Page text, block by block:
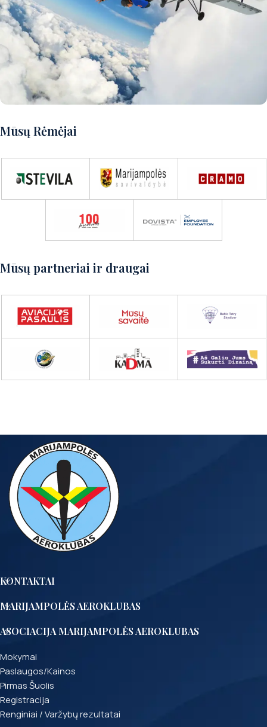
Norite patirti puikų nuotykį?
Susisiekite su mumis
Mūsų Rėmėjai
Mūsų partneriai ir draugai
KONTAKTAI
MARIJAMPOLĖS AEROKLUBAS
ASOCIACIJA MARIJAMPOLĖS AEROKLUBAS
Mokymai
Paslaugos/Kainos
Pirmas Šuolis
Registracija
Renginiai / Varžybų rezultatai